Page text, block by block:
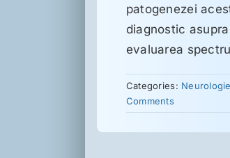
patogenezei
diagnostic
evaluarea
Categories: Neurologie
Comments